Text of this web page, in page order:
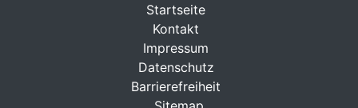
Startseite
Kontakt
Impressum
Datenschutz
Barrierefreiheit